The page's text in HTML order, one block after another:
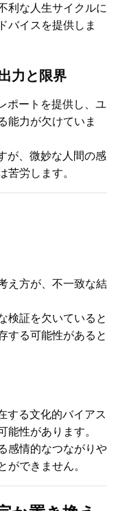
利な人生サイクルに
バイスを提供しま
力と限界
ポートを提供し、ユ
能力が欠けていま
が、微妙な人間の感
労します。
え方が、不一致な結
検証を欠いていると
する可能性があると
する文化的バイアス
性があります。
感情的なつながりや
できません。